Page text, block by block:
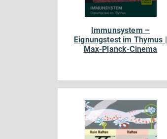
Immunsystem –
Eignungstest im Thymus |
Max-Planck-Cinema